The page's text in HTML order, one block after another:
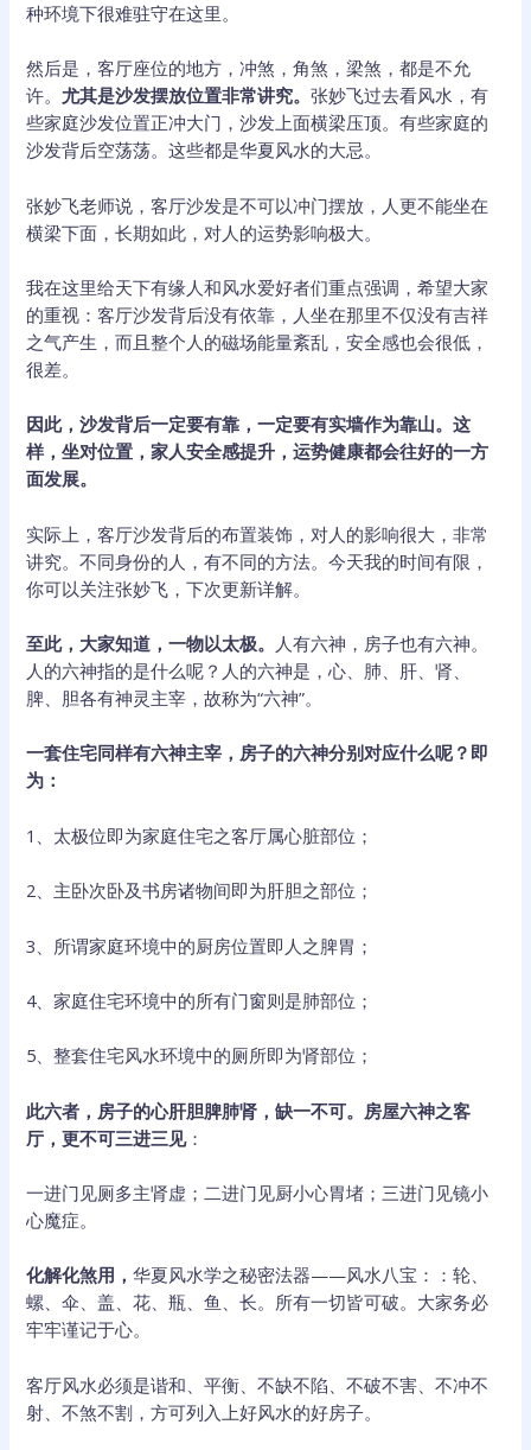
种环境下很难驻守在这里。
然后是，客厅座位的地方，冲煞，角煞，梁煞，都是不允
许。尤其是沙发摆放位置非常讲究。张妙飞过去看风水，有
些家庭沙发位置正冲大门，沙发上面横梁压顶。有些家庭的
沙发背后空荡荡。这些都是华夏风水的大忌。
张妙飞老师说，客厅沙发是不可以冲门摆放，人更不能坐在
横梁下面，长期如此，对人的运势影响极大。
我在这里给天下有缘人和风水爱好者们重点强调，希望大家
的重视：客厅沙发背后没有依靠，人坐在那里不仅没有吉祥
之气产生，而且整个人的磁场能量紊乱，安全感也会很低，
很差。
因此，沙发背后一定要有靠，一定要有实墙作为靠山。这
样，坐对位置，家人安全感提升，运势健康都会往好的一方
面发展。
实际上，客厅沙发背后的布置装饰，对人的影响很大，非常
讲究。不同身份的人，有不同的方法。今天我的时间有限，
你可以关注张妙飞，下次更新详解。
至此，大家知道，一物以太极。 人有六神，房子也有六神。
人的六神指的是什么呢？人的六神是，心、肺、肝、肾、
脾、胆各有神灵主宰，故称为“六神”。
一套住宅同样有六神主宰，房子的六神分别对应什么呢？即
为：
1、太极位即为家庭住宅之客厅属心脏部位；
2、主卧次卧及书房诸物间即为肝胆之部位；
3、所谓家庭环境中的厨房位置即人之脾胃；
4、家庭住宅环境中的所有门窗则是肺部位；
5、整套住宅风水环境中的厕所即为肾部位；
此六者，房子的心肝胆脾肺肾，缺一不可。房屋六神之客
厅，更不可三进三见：
一进门见厕多主肾虚；二进门见厨小心胃堵；三进门见镜小
心魔症。
化解化煞用，华夏风水学之秘密法器——风水八宝：：轮、
螺、伞、盖、花、瓶、鱼、长。所有一切皆可破。大家务必
牢牢谨记于心。
客厅风水必须是谐和、平衡、不缺不陷、不破不害、不冲不
射、不煞不割，方可列入上好风水的好房子。